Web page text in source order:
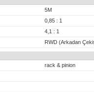
5M
0,85 : 1
4,1 : 1
RWD (Arkadan
rack & pinion